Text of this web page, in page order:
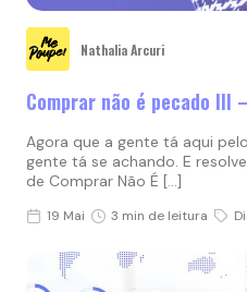
Nathalia Arcuri
Comprar não é pecado III
Agora que a gente tá aqui
gente tá se achando. E
de Comprar Não É […]
19 Mai 3 min de leitura